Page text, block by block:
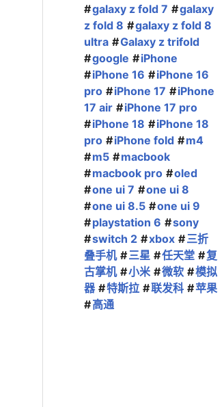
galaxy z fold 7
galaxy
z fold 8
galaxy z fold 8
ultra
Galaxy z trifold
google
iPhone
iPhone 16
iPhone 16
pro
iPhone 17
iPhone
17 air
iPhone 17 pro
iPhone 18
iPhone 18
pro
iPhone fold
m4
m5
macbook
macbook pro
oled
one ui 7
one ui 8
one ui 8.5
one ui 9
playstation 6
sony
switch 2
xbox
三折
叠手机
三星 任天堂
复
古掌机
小米 微软
模拟
器
特斯拉 联发科
苹果
高通